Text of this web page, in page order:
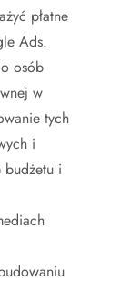
płatne
Ads.
osób
w
tych
i
i